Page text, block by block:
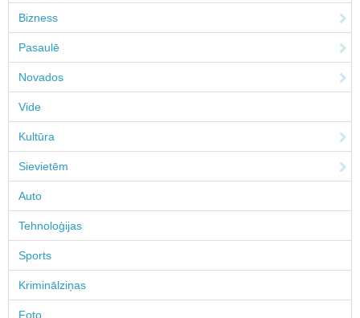
Bizness
Pasaulē
Novados
Vide
Kultūra
Sievietēm
Auto
Tehnoloģijas
Sports
Kriminālziņas
Foto